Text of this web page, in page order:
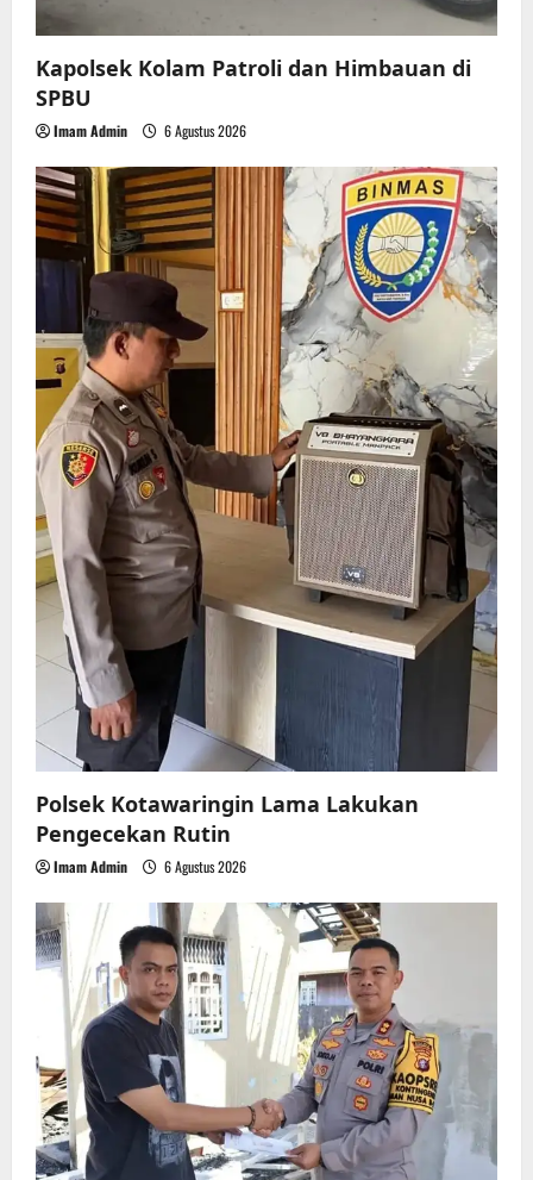
Kapolsek Kolam Patroli dan Himbauan di
SPBU
Imam Admin 6 Agustus 2026
Polsek Kotawaringin Lama Lakukan
Pengecekan Rutin
Imam Admin 6 Agustus 2026